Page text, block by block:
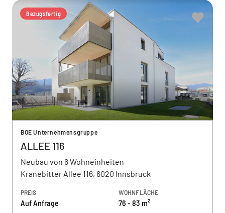
Bezugsfertig
BOE Unternehmensgruppe
ALLEE 116
Neubau von 6 Wohneinheiten
Kranebitter Allee 116, 6020 Innsbruck
PREIS
Auf Anfrage
WOHNFLÄCHE
76 - 83 m²